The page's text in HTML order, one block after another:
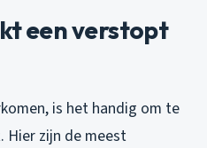
een verstopt
is het handig om te
Hier zijn de meest